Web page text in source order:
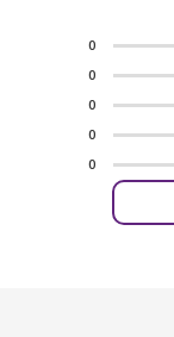
0
0
0
0
0